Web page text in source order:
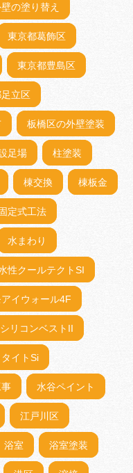
の塗り替え
東京都葛飾区
東京都豊島区
立区
板橋区の外壁塗装
足場 柱塗装
棟交換 棟板金
定式工法
水まわり
性クールテクトSI
イウォール4F
リコンベストII
イトSi
水谷ペイント
江戸川区
浴室 浴室塗装